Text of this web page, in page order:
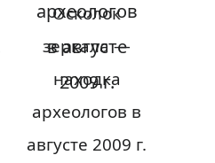
Осколок
зеркала —
находка
археологов в
августе 2009 г.